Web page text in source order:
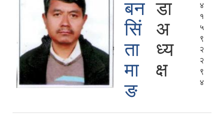
बन
सिं
ता
मा
ङ
डा
अ
ध्य
क्ष
४
१
५
९
२
२
९
४